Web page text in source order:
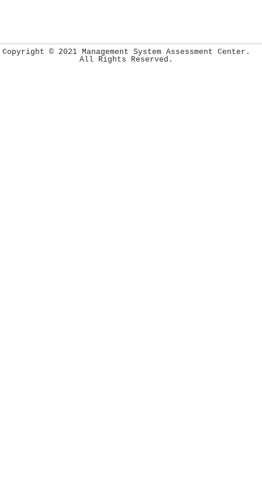
Copyright © 2021 Management System Assessment Center.
All Rights Reserved.